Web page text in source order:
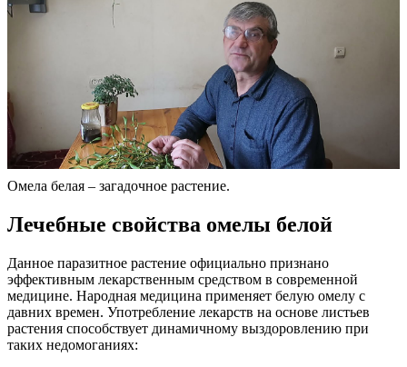
Омела белая – загадочное растение.
Лечебные свойства омелы белой
Данное паразитное растение официально признано
эффективным лекарственным средством в современной
медицине. Народная медицина применяет белую омелу с
давних времен. Употребление лекарств на основе листьев
растения способствует динамичному выздоровлению при
таких недомоганиях: